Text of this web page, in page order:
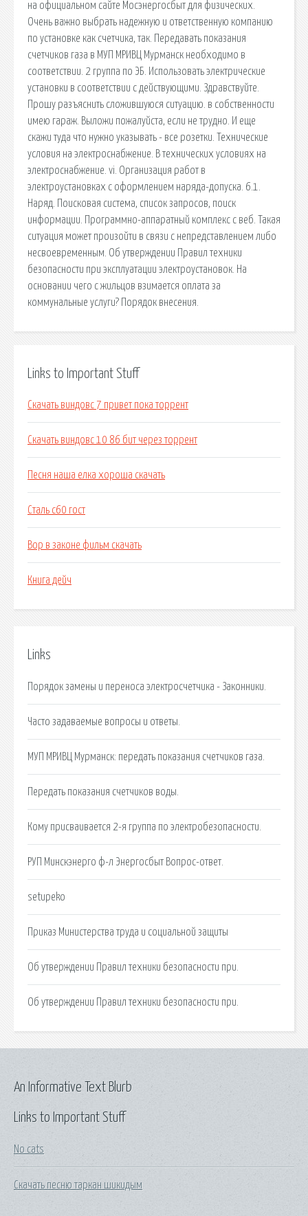
на официальном сайте Мосэнергосбыт для физических.
Очень важно выбрать надежную и ответственную компанию
по установке как счетчика, так. Передавать показания
счетчиков газа в МУП МРИВЦ Мурманск необходимо в
соответствии. 2 группа по ЭБ. Использовать электрические
установки в соответствии с действующими. Здравствуйте.
Прошу разъяснить сложившуюся ситуацию. в собственности
имею гараж. Выложи пожалуйста, если не трудно. И еще
скажи туда что нужно указывать - все розетки. Технические
условия на электроснабжение. В технических условиях на
электроснабжение. vi. Организация работ в
электроустановках с оформлением наряда-допуска. 6.1.
Наряд. Поисковая сиcтема, список запросов, поиск
информации. Программно-аппаратный комплекс с веб. Такая
ситуация может произойти в связи с непредставлением либо
несвоевременным. Об утверждении Правил техники
безопасности при эксплуатации электроустановок. На
основании чего с жильцов взимается оплата за
коммунальные услуги? Порядок внесения.
Links to Important Stuff
Скачать виндовс 7 привет пока торрент
Скачать виндовс 10 86 бит через торрент
Песня наша елка хороша скачать
Сталь с60 гост
Вор в законе фильм скачать
Книга дейч
Links
Порядок замены и переноса электросчетчика - Законники.
Часто задаваемые вопросы и ответы.
МУП МРИВЦ Мурманск: передать показания счетчиков газа.
Передать показания счетчиков воды.
Кому присваивается 2-я группа по электробезопасности.
РУП Минскэнерго ф-л Энергосбыт Вопрос-ответ.
setupeko
Приказ Министерства труда и социальной защиты
Об утверждении Правил техники безопасности при.
Об утверждении Правил техники безопасности при.
Links to Important Stuff
No cats
Скачать песню таркан шикидым
An Informative Text Blurb